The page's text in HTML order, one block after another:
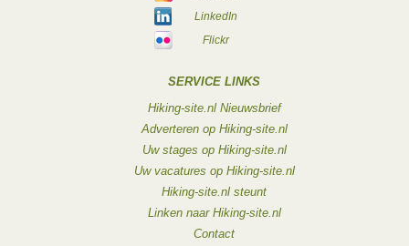
LinkedIn
Flickr
SERVICE LINKS
Hiking-site.nl Nieuwsbrief
Adverteren op Hiking-site.nl
Uw stages op Hiking-site.nl
Uw vacatures op Hiking-site.nl
Hiking-site.nl steunt
Linken naar Hiking-site.nl
Contact